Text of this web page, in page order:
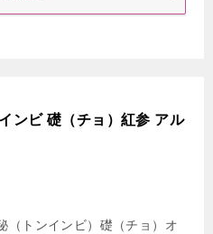
ンビ 礎（チョ）紅参 アル
（トンインビ）礎（チョ）オ